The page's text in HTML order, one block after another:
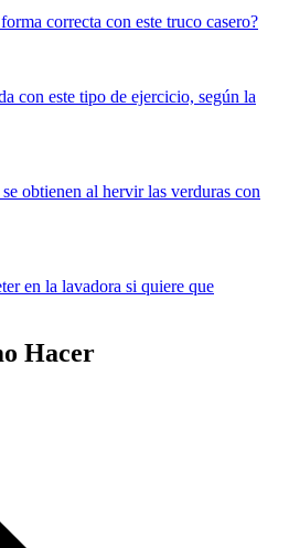
correcta con este truco casero?
con este tipo de ejercicio, según la
obtienen al hervir las verduras con
en la lavadora si quiere que
Hacer